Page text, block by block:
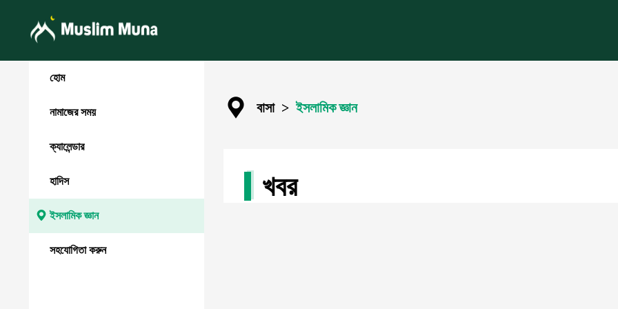
হোম
নামাজের সময়
ক্যালেন্ডার
হাদিস
ইসলামিক জ্ঞান
সহযোগিতা করুন
বাসা > ইসলামিক জ্ঞান
খবর